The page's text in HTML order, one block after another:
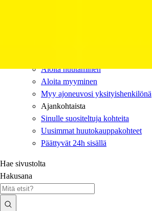
Aloita huutaminen
Aloita myyminen
Myy ajoneuvosi yksityishenkilönä
Ajankohtaista
Sinulle suositeltuja kohteita
Uusimmat huutokauppakohteet
Päättyvät 24h sisällä
Hae sivustolta
Hakusana